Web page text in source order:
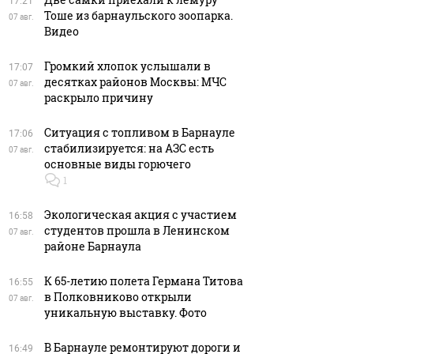
07 авг.
Тоше из барнаульского зоопарка.
Видео
17:07
07 авг.
Громкий хлопок услышали в
десятках районов Москвы: МЧС
раскрыло причину
17:06
07 авг.
Ситуация с топливом в Барнауле
стабилизируется: на АЗС есть
основные виды горючего
1
16:58
07 авг.
Экологическая акция с участием
студентов прошла в Ленинском
районе Барнаула
16:55
07 авг.
К 65-летию полета Германа Титова
в Полковниково открыли
уникальную выставку. Фото
16:49 В Барнауле ремонтируют дороги и